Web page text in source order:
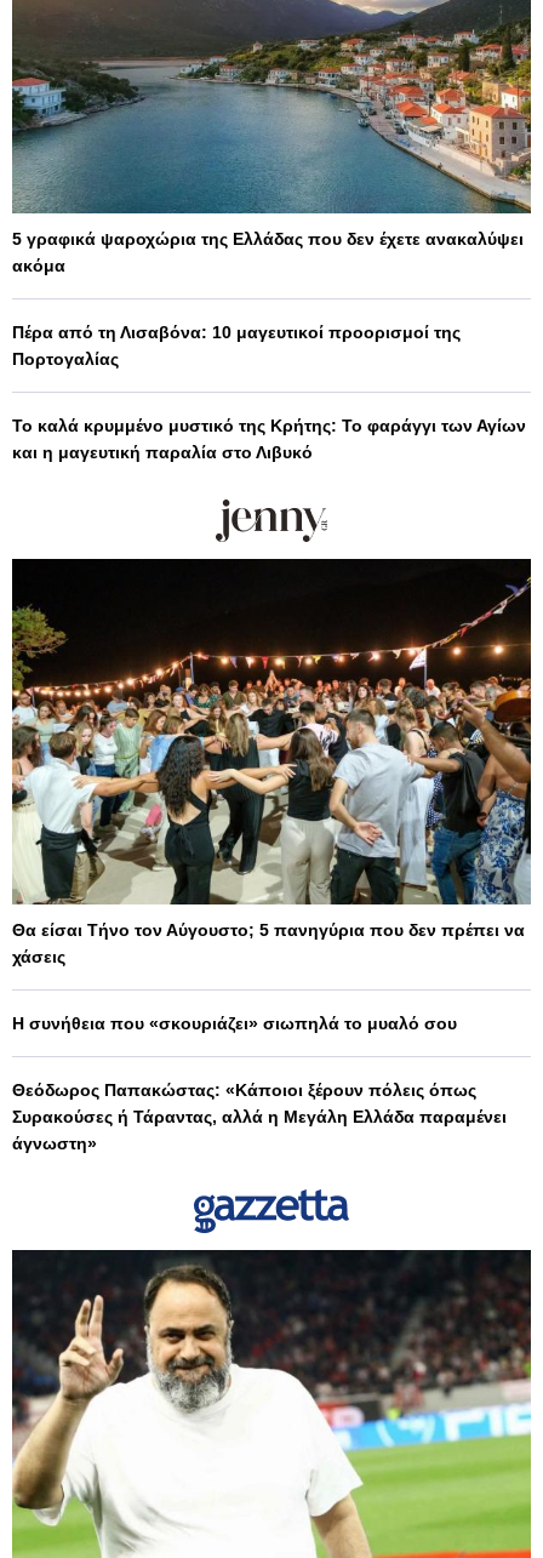
5 γραφικά ψαροχώρια της Ελλάδας που δεν έχετε ανακαλύψει
ακόμα
Πέρα από τη Λισαβόνα: 10 μαγευτικοί προορισμοί της
Πορτογαλίας
Το καλά κρυμμένο μυστικό της Κρήτης: Το φαράγγι των Αγίων
και η μαγευτική παραλία στο Λιβυκό
Θα είσαι Τήνο τον Αύγουστο; 5 πανηγύρια που δεν πρέπει να
χάσεις
Η συνήθεια που «σκουριάζει» σιωπηλά το μυαλό σου
Θεόδωρος Παπακώστας: «Κάποιοι ξέρουν πόλεις όπως
Συρακούσες ή Τάραντας, αλλά η Μεγάλη Ελλάδα παραμένει
άγνωστη»